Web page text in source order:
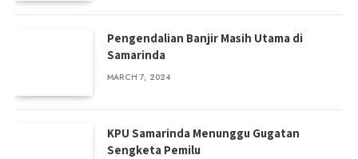
Pengendalian Banjir Masih Utama di
Samarinda
MARCH 7, 2024
KPU Samarinda Menunggu Gugatan
Sengketa Pemilu